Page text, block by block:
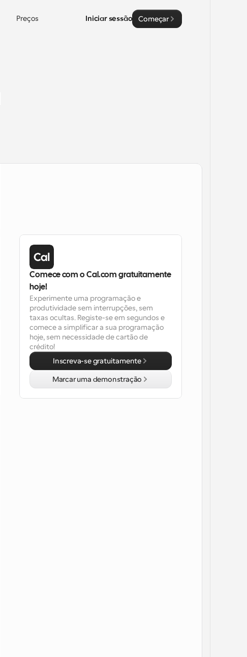
Preços Iniciar sessão Começar
Comece com o Cal.com gratuitamente
hoje!
Experimente uma programação e
produtividade sem interrupções, sem
taxas ocultas. Registe-se em segundos e
comece a simplificar a sua programação
hoje, sem necessidade de cartão de
crédito!
Inscreva-se gratuitamente
Marcar uma demonstração